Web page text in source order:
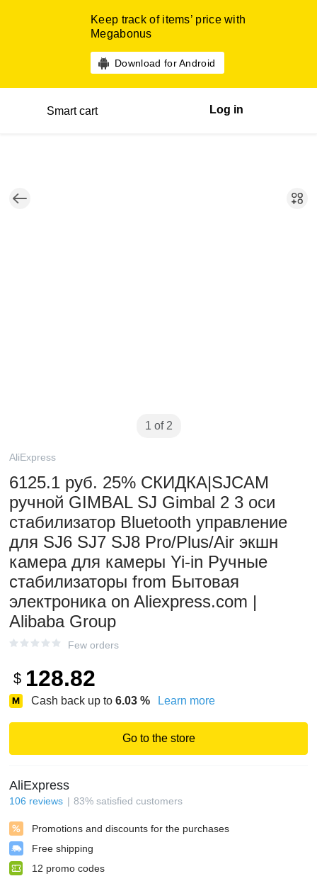
Keep track of items’ price with
Megabonus
Download for Android
Smart cart Log in
1 of 2
AliExpress
6125.1 руб. 25% СКИДКА|SJCAM
ручной GIMBAL SJ Gimbal 2 3 оси
стабилизатор Bluetooth управление
для SJ6 SJ7 SJ8 Pro/Plus/Air экшн
камера для камеры Yi-in Ручные
стабилизаторы from Бытовая
электроника on Aliexpress.com |
Alibaba Group
Few orders
$ 128.82
Cash back up to 6.03 % Learn more
Go to the store
AliExpress
106 reviews 83% satisfied customers
Promotions and discounts for the purchases
Free shipping
12 promo codes